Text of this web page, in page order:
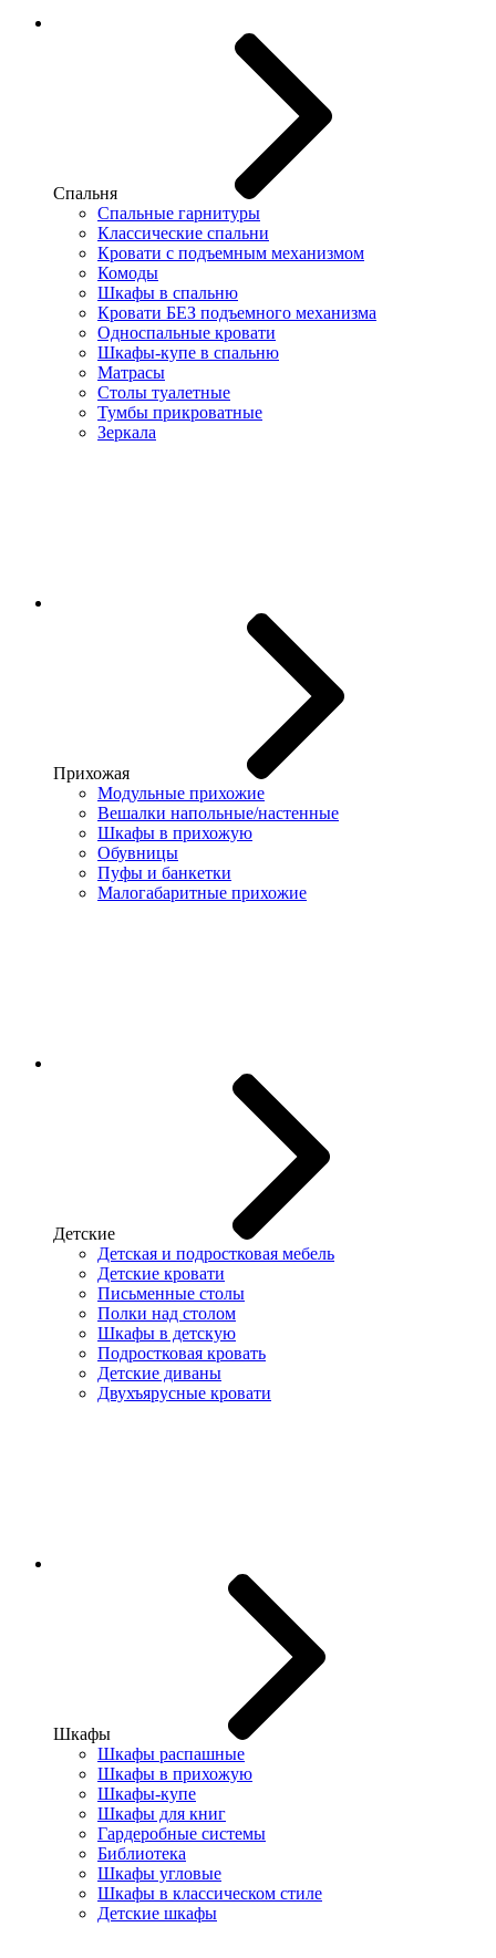
Спальня
Спальные гарнитуры
Классические спальни
Кровати с подъемным механизмом
Комоды
Шкафы в спальню
Кровати БЕЗ подъемного механизма
Односпальные кровати
Шкафы-купе в спальню
Матрасы
Столы туалетные
Тумбы прикроватные
Зеркала
Прихожая
Модульные прихожие
Вешалки напольные/настенные
Шкафы в прихожую
Обувницы
Пуфы и банкетки
Малогабаритные прихожие
Детские
Детская и подростковая мебель
Детские кровати
Письменные столы
Полки над столом
Шкафы в детскую
Подростковая кровать
Детские диваны
Двухъярусные кровати
Шкафы
Шкафы распашные
Шкафы в прихожую
Шкафы-купе
Шкафы для книг
Гардеробные системы
Библиотека
Шкафы угловые
Шкафы в классическом стиле
Детские шкафы